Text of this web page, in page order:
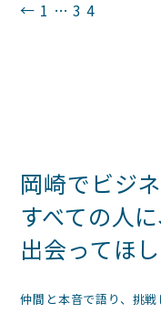
投
ジ
送
り
← 1 … 3 4
岡崎でビジ
すべての人に
出会ってほし
仲間と本音で語り、挑